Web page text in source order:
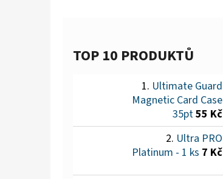
TOP 10 PRODUKTŮ
Ultimate Guard
Magnetic Card Case
35pt55 Kč
Ultra PRO
Platinum - 1 ks 7 Kč